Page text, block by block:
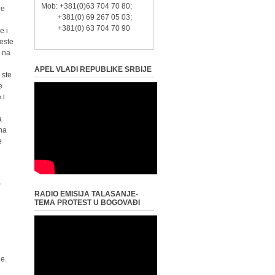
i
na
i
Mob: +381(0)63 704 70 80;
+381(0) 69 267 05 03;
+381(0) 63 704 70 90
APEL VLADI REPUBLIKE SRBIJE
RADIO EMISIJA TALASANJE-
TEMA PROTEST U BOGOVAĐI